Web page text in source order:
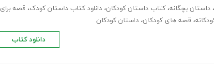
، داستان بچگانه، کتاب داستان کودکان، دانلود کتاب داستان کودک، قصه برای
، قصه های کودکان، داستان کودکان
دانلود کتاب